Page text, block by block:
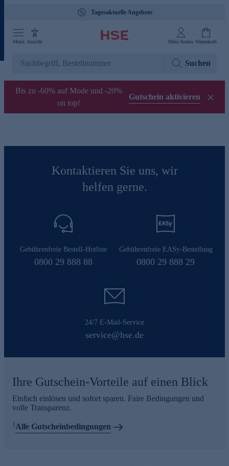
Tagesaktuelle Angebote
Menü Ansicht Mein Konto Warenkorb
Suchen
Bis zu -60% auf Mode und -20%
on top!
Gutschein aktivieren
Kontaktieren Sie uns, wir
helfen gerne.
Gebührenfreie Bestell-Hotline
0800 29 888 88
Gebührenfreie EASy-Bestellung
0800 29 888 29
24/7 E-Mail-Service
service@hse.de
Ihre Gutschein-Vorteile auf einen Blick
Einfach einlösen und sofort sparen. Faire Bedingungen und
volle Transparenz.
1Alle Gutscheinbedingungen